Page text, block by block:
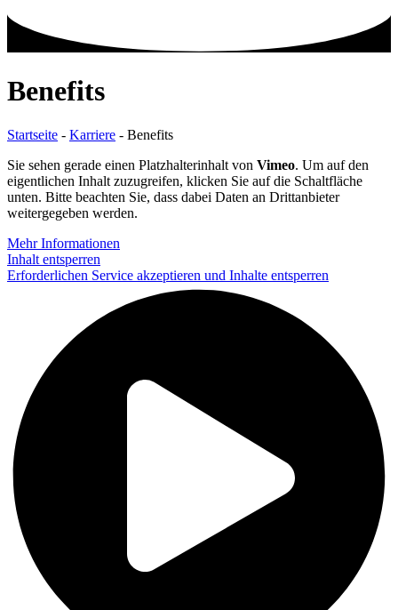
Benefits
Startseite - Karriere - Benefits
Sie sehen gerade einen Platzhalterinhalt von Vimeo. Um auf den
eigentlichen Inhalt zuzugreifen, klicken Sie auf die Schaltfläche
unten. Bitte beachten Sie, dass dabei Daten an Drittanbieter
weitergegeben werden.
Mehr Informationen
Inhalt entsperren
Erforderlichen Service akzeptieren und Inhalte entsperren